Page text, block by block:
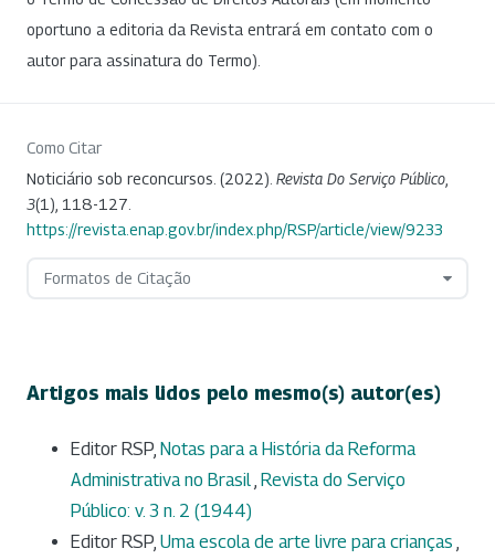
oportuno a editoria da Revista entrará em contato com o
autor para assinatura do Termo).
Como Citar
Noticiário sob reconcursos. (2022). Revista Do Serviço Público
3(1), 118-127.
https://revista.enap.gov.br/index.php/RSP/article/view/9233
Formatos de Citação
Artigos mais lidos pelo mesmo(s) autor(es)
Editor RSP, Notas para a História da Reforma
Administrativa no Brasil, Revista do Serviço
Público: v. 3 n. 2 (1944)
Editor RSP, Uma escola de arte livre para crianças ,